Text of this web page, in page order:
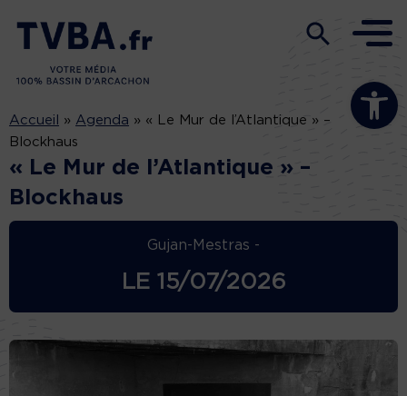
Ouvrir la
Accueil » Agenda » « Le Mur de l’Atlantique » –
Blockhaus
« Le Mur de l’Atlantique » –
Blockhaus
Gujan-Mestras -
LE 15/07/2026